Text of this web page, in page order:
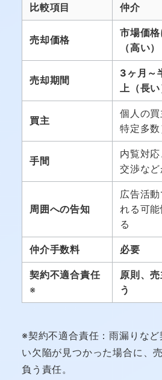
比較項目 仲介
売却価格
市場価
（高い）
売却期間
3ヶ月～
上（長い
買主
個人の
特定多数
手間
内覧対
交渉な
周囲への告知
広告活
れる可
る
仲介手数料 必要
契約不適合責任
※
原則、
う
※契約不適合責任：雨漏りな
い欠陥が見つかった場合に、
負う責任。